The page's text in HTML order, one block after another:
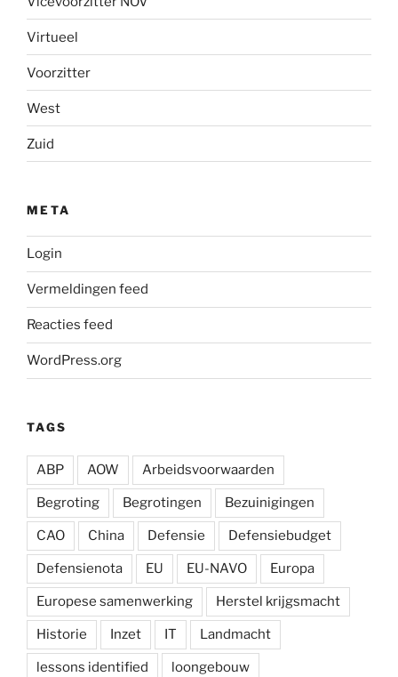
Virtueel
Voorzitter
West
Zuid
META
Login
Vermeldingen feed
Reacties feed
WordPress.org
TAGS
ABP AOW Arbeidsvoorwaarden
Begroting Begrotingen Bezuinigingen
CAO China Defensie Defensiebudget
Defensienota EU EU-NAVO Europa
Europese samenwerking Herstel krijgsmacht
Historie Inzet IT Landmacht
lessons identified loongebouw